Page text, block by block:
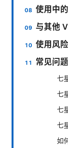
使用中
与其他
使用风
常见问
七
七
七
七
如